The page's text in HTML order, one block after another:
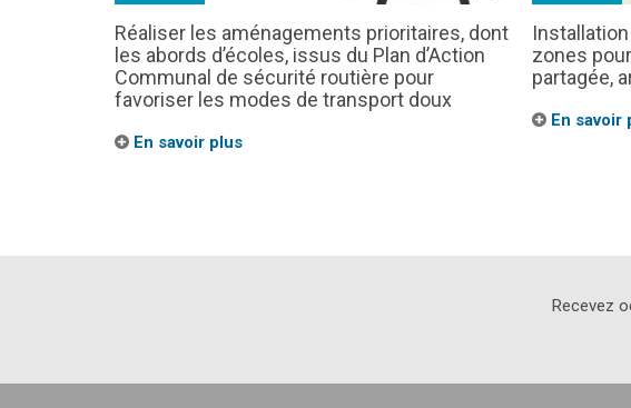
Réaliser les aménagements prioritaires, dont
les abords d’écoles, issus du Plan d’Action
Communal de sécurité routière pour
favoriser les modes de transport doux
En savoir plus
zones
partagée,
En savoir
Recevez